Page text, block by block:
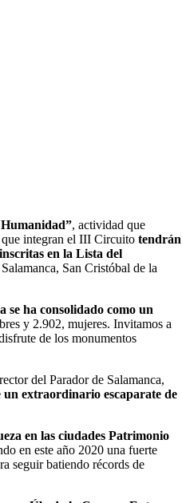
, actividad que
que integran el III Circuito tendrán
en la Lista del
San Cristóbal de la
se ha consolidado como un
y 2.902, mujeres. Invitamos a
de los monumentos
del Parador de Salamanca,
extraordinario escaparate de
en las ciudades Patrimonio
en este año 2020 una fuerte
seguir batiendo récords de